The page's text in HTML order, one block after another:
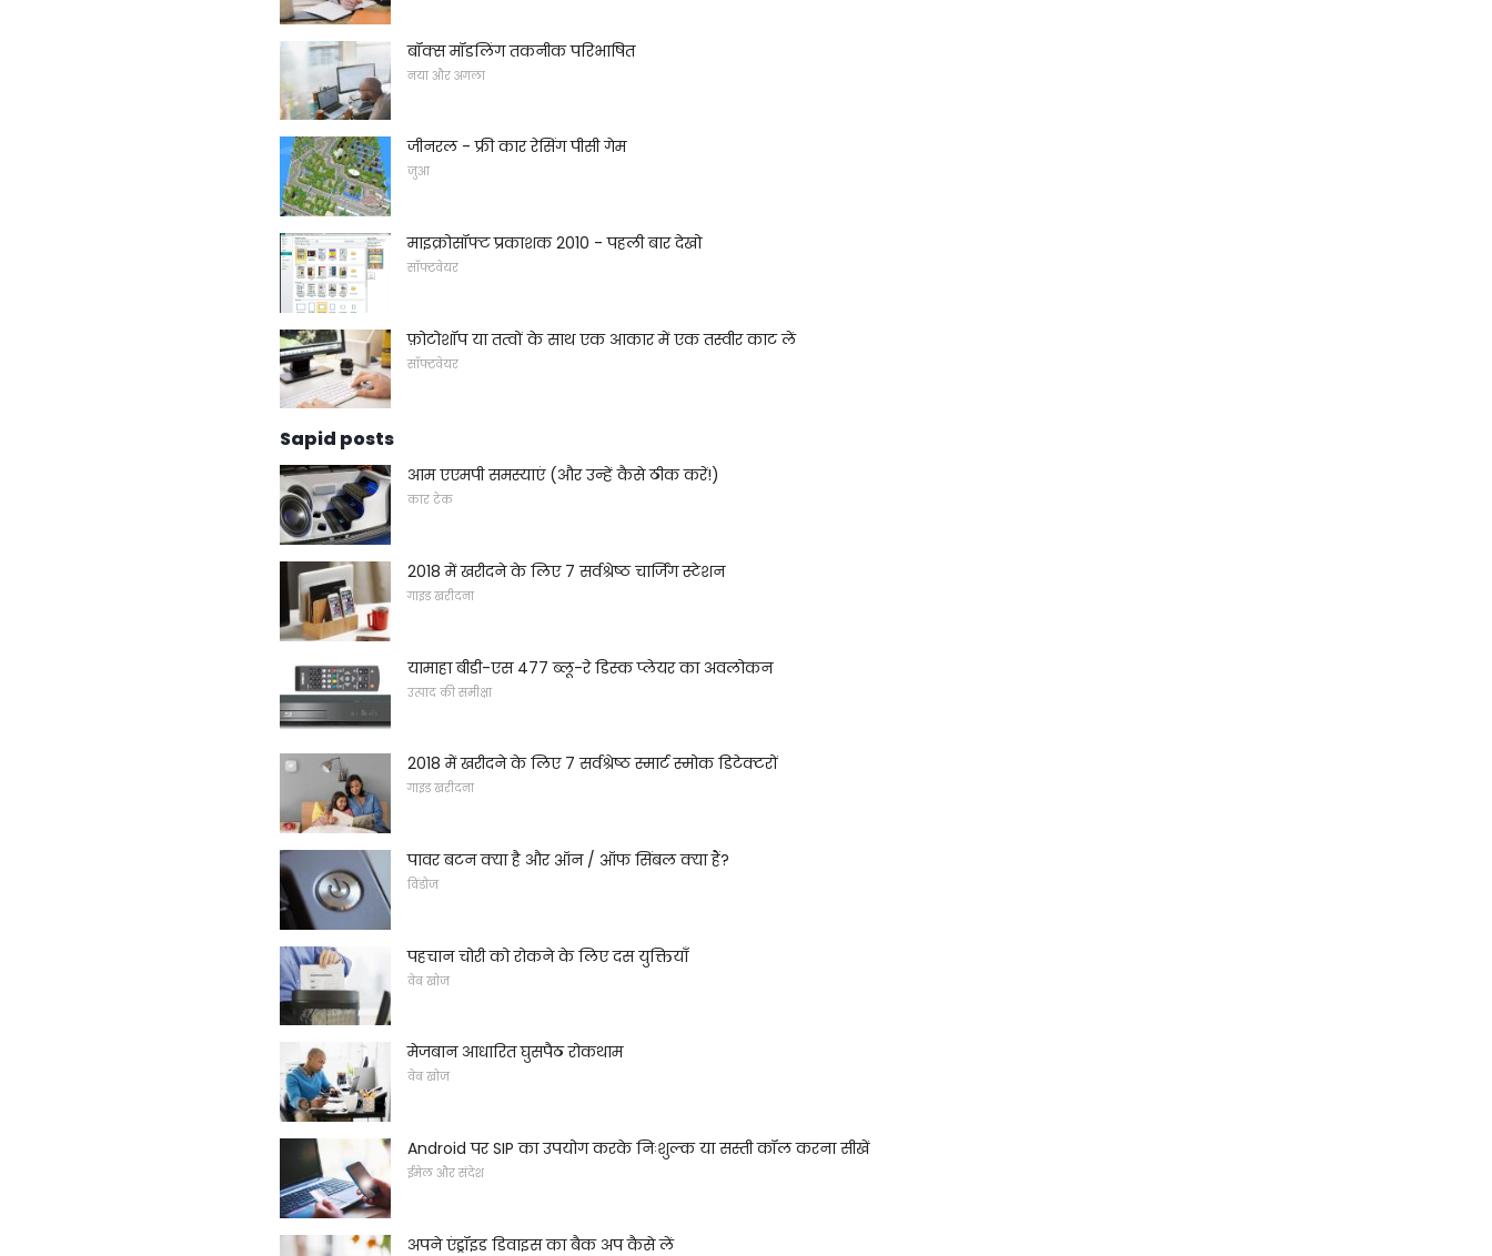
बॉक्स मॉडलिंग तकनीक परिभाषित
नया और अगला
जीनरल - फ्री कार रेसिंग पीसी गेम
जुआ
माइक्रोसॉफ्ट प्रकाशक 2010 - पहली बार देखो
सॉफ्टवेयर
फ़ोटोशॉप या तत्वों के साथ एक आकार में एक तस्वीर काट लें
सॉफ्टवेयर
Sapid posts
आम एएमपी समस्याएं (और उन्हें कैसे ठीक करें!)
कार टेक
2018 में खरीदने के लिए 7 सर्वश्रेष्ठ चार्जिंग स्टेशन
गाइड खरीदना
यामाहा बीडी-एस 477 ब्लू-रे डिस्क प्लेयर का अवलोकन
उत्पाद की समीक्षा
2018 में खरीदने के लिए 7 सर्वश्रेष्ठ स्मार्ट स्मोक डिटेक्टरों
गाइड खरीदना
पावर बटन क्या है और ऑन / ऑफ सिंबल क्या हैं?
विंडोज
पहचान चोरी को रोकने के लिए दस युक्तियाँ
वेब खोज
मेजबान आधारित घुसपैठ रोकथाम
वेब खोज
Android पर SIP का उपयोग करके निःशुल्क या सस्ती कॉल करना सीखें
ईमेल और संदेश
अपने एंड्रॉइड डिवाइस का बैक अप कैसे लें